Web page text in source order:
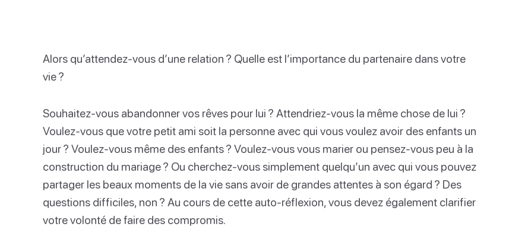
Alors qu’attendez-vous d’une relation ? Quelle est l’importance du partenaire dans votre
vie ?
Souhaitez-vous abandonner vos rêves pour lui ? Attendriez-vous la même chose de lui ?
Voulez-vous que votre petit ami soit la personne avec qui vous voulez avoir des enfants un
jour ? Voulez-vous même des enfants ? Voulez-vous vous marier ou pensez-vous peu à la
construction du mariage ? Ou cherchez-vous simplement quelqu’un avec qui vous pouvez
partager les beaux moments de la vie sans avoir de grandes attentes à son égard ? Des
questions difficiles, non ? Au cours de cette auto-réflexion, vous devez également clarifier
votre volonté de faire des compromis.